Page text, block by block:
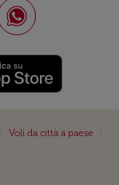
Voli da città a paese